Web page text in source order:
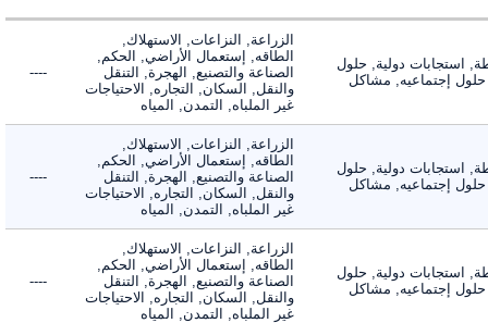
استجابات دولية, حلول
إجتماعيه, مشاكل
الزراعة, النزاعات, الاستهلاك,
الطاقه, إستعمال الأراضي, الحكم,
الصناعة والتصنيع, الهجرة, التنقل
والنقل, السكان, التجاره, الاحتياجات
غير الملباه, التمدن, المياه
----
استجابات دولية, حلول
إجتماعيه, مشاكل
الزراعة, النزاعات, الاستهلاك,
الطاقه, إستعمال الأراضي, الحكم,
الصناعة والتصنيع, الهجرة, التنقل
والنقل, السكان, التجاره, الاحتياجات
غير الملباه, التمدن, المياه
----
استجابات دولية, حلول
إجتماعيه, مشاكل
الزراعة, النزاعات, الاستهلاك,
الطاقه, إستعمال الأراضي, الحكم,
الصناعة والتصنيع, الهجرة, التنقل
والنقل, السكان, التجاره, الاحتياجات
غير الملباه, التمدن, المياه
----